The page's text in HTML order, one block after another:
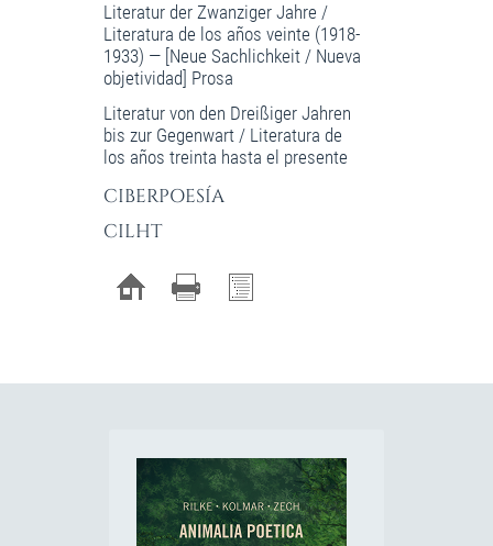
Literatur der Zwanziger Jahre /
Literatura de los años veinte (1918-
1933) — [Neue Sachlichkeit / Nueva
objetividad] Prosa
Literatur von den Dreißiger Jahren
bis zur Gegenwart / Literatura de
los años treinta hasta el presente
CIBERPOESÍA
CILHT